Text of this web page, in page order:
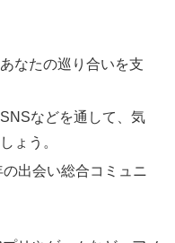
なたの巡り合いを支
などを通して、気
ょう。
出会い総合コミュニ